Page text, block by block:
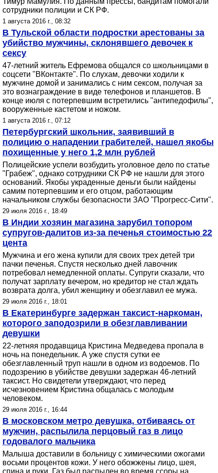
сотрудники полиции и СК РФ.
1 августа 2016 г., 08:32
В Тульской области подростки арестованы за
убийство мужчины, склонявшего девочек к
сексу
47-летний житель Ефремова общался со школьницами в
соцсети "ВКонтакте". По слухам, девочки ходили к
мужчине домой и занимались с ним сексом, получая за
это вознаграждение в виде телефонов и планшетов. В
конце июля с потерпевшим встретились "антипедофилы",
вооруженные кастетом и ножом.
1 августа 2016 г., 07:12
Петербургский школьник, заявивший в
полицию о нападении грабителей, нашел якобы
похищенные у него 1,2 млн рублей
Полицейские успели возбудить уголовное дело по статье
"Грабеж", однако сотрудники СК РФ не нашли для этого
оснований. Якобы украденные деньги были найдены
самим потерпевшим и его отцом, работающим
начальником службы безопасности ЗАО "Прогресс-Сити".
29 июля 2016 г., 18:49
В Индии хозяин магазина зарубил топором
супругов-далитов из-за печенья стоимостью 22
цента
Мужчина и его жена купили для своих трех детей три
пачки печенья. Спустя несколько дней лавочник
потребовал немедленной оплаты. Супруги сказали, что
получат зарплату вечером, но кредитор не стал ждать
возврата долга, убил женщину и обезглавил ее мужа.
29 июля 2016 г., 18:01
В Екатеринбурге задержан таксист-наркоман,
которого заподозрили в обезглавливании
девушки
22-летняя продавщица Кристина Медведева пропала в
ночь на понедельник. А уже спустя сутки ее
обезглавленный труп нашли в одном из водоемов. По
подозрению в убийстве девушки задержан 46-летний
таксист. Но свидетели утверждают, что перед
исчезновением Кристина общалась с молодым
человеком.
29 июля 2016 г., 16:44
В московском метро девушка, отбиваясь от
мужчин, распылила перцовый газ в лицо
годовалого мальчика
Малыша доставили в больницу с химическими ожогами
восьми процентов кожи. У него обожжены лицо, шея,
спина и руки. Газ был распылен во время ссоры на